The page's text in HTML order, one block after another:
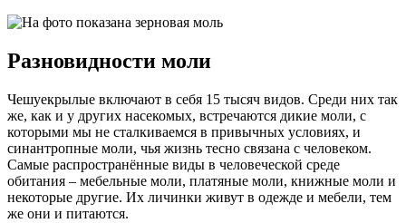
Разновидности моли
Чешуекрылые включают в себя 15 тысяч видов. Среди них так
же, как и у других насекомых, встречаются дикие моли, с
которыми мы не сталкиваемся в привычных условиях, и
синантропные моли, чья жизнь тесно связана с человеком.
Самые распространённые виды в человеческой среде
обитания – мебельные моли, платяные моли, книжные моли и
некоторые другие. Их личинки живут в одежде и мебели, тем
же они и питаются.